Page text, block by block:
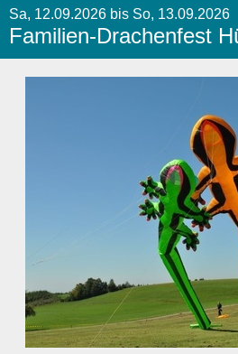
Sa, 12.09.2026 bis So, 13.09.2026
Familien-Drachenfest